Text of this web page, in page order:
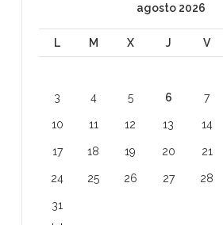
agosto 2026
L M X J V
3 4 5 6 7
10 11 12 13 14
17 18 19 20 21
24 25 26 27 28
31